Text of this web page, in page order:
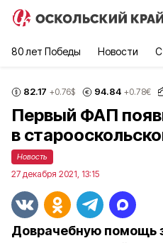
80 лет Победы Новости
82.17 +0.76$ 94.84 +0.78€
Первый ФАП
в
Новость
27 декабря 2021, 13:15
Доврачебную помощь